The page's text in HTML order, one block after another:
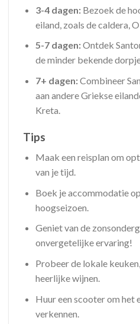
3-4 dagen:Bezoek de
eiland, zoals de caldera,
5-7 dagen:Ontdek
de minder bekende
7+ dagen:Combineer
aan andere Griekse
Kreta.
Tips
Maak een reisplan om
van je tijd.
Boek je accommodatie
hoogseizoen.
Geniet van de
onvergetelijke ervaring!
Probeer de lokale
heerlijke wijnen.
Huur een scooter om het
verkennen.